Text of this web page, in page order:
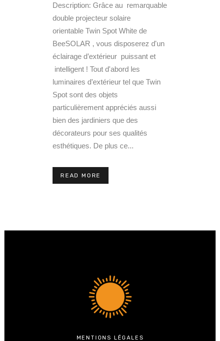
Description: Grâce au remarquable
double projecteur solaire
orientable Twin Spot White de
BeeSOLAR , vous disposerez d'un
éclairage d’extérieur puissant et
intelligent ! Tout d'abord les
luminaires d’extérieur tel que Twin
Spot sont des objets
particulièrement appréciés aussi
bien des jardiniers que des
décorateurs pour ses qualités
esthétiques. De plus ce...
READ MORE
MENTIONS LÉGALES